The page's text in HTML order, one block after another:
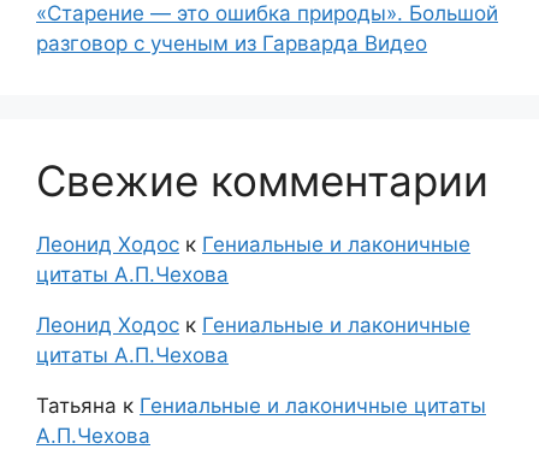
«Старение — это ошибка природы». Большой
разговор с ученым из Гарварда Видео
Свежие комментарии
Леонид Ходос к Гениальные и лаконичные
цитаты А.П.Чехова
Леонид Ходос к Гениальные и лаконичные
цитаты А.П.Чехова
Татьяна к Гениальные и лаконичные цитаты
А.П.Чехова